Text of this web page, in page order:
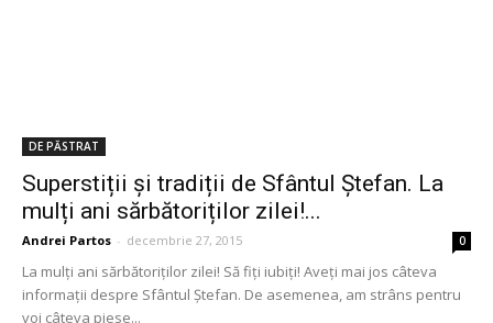
DE PĂSTRAT
Superstiții și tradiții de Sfântul Ştefan. La
mulți ani sărbătoriților zilei!...
Andrei Partos - decembrie 27, 2015 0
La mulți ani sărbătoriților zilei! Să fiți iubiți! Aveți mai jos câteva
informații despre Sfântul Ștefan. De asemenea, am strâns pentru
voi câteva piese...